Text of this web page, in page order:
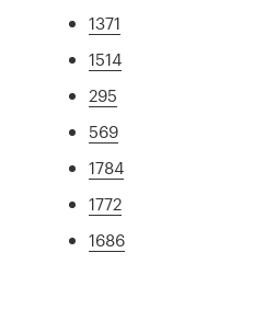
1371
1514
295
569
1784
1772
1686